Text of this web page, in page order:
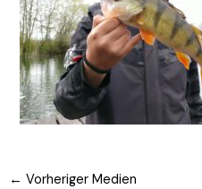
← Vorheriger Medien